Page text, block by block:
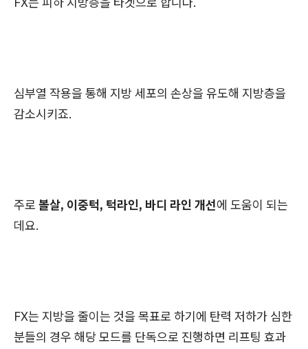
심부열 작용을 통해 지방 세포의 손상을 유도해 지방층을
감소시키죠.
주로 볼살, 이중턱, 턱라인, 바디 라인 개선에 도움이 되는
데요.
FX는 지방을 줄이는 것을 목표로 하기에 탄력 저하가 심한
분들의 경우 해당 모드를 단독으로 진행하면 리프팅 효과